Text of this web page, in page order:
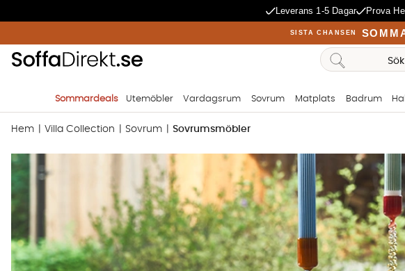
Leverans 1-5 Dagar Prova
SISTA CHANSEN
Sommardeals Utemöbler Vardagsrum Sovrum Matplats Badrum Hall
Hem Villa Collection Sovrum Sovrumsmöbler